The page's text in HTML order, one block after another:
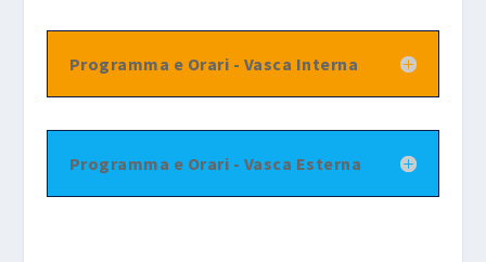
Programma e Orari - Vasca Interna
Programma e Orari - Vasca Esterna